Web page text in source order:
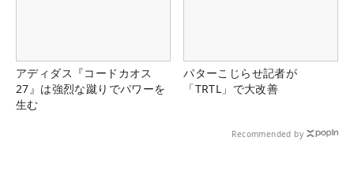
アディダス『コードカオス
27』は強烈な蹴りでパワーを
生む
パターこじらせ記者が
「TRTL」で大改善
Recommended by